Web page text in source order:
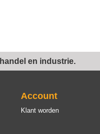
en industrie.
Account
Klant worden